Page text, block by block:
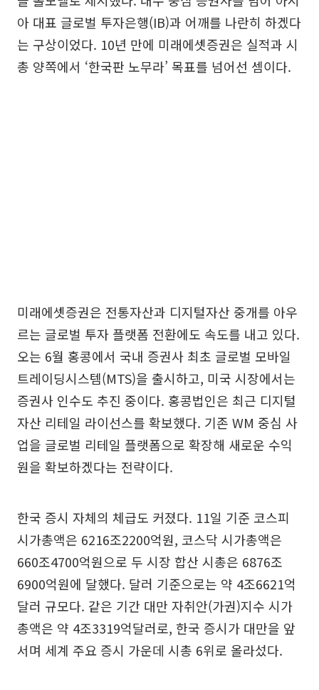
아 대표 글로벌 투자은행(IB)과 어깨를 나란히 하겠다
는 구상이었다. 10년 만에 미래에셋증권은 실적과 시
총 양쪽에서 ‘한국판 노무라’ 목표를 넘어선 셈이다.
미래에셋증권은 전통자산과 디지털자산 중개를 아우
르는 글로벌 투자 플랫폼 전환에도 속도를 내고 있다.
오는 6월 홍콩에서 국내 증권사 최초 글로벌 모바일
트레이딩시스템(MTS)을 출시하고, 미국 시장에서는
증권사 인수도 추진 중이다. 홍콩법인은 최근 디지털
자산 리테일 라이선스를 확보했다. 기존 WM 중심 사
업을 글로벌 리테일 플랫폼으로 확장해 새로운 수익
원을 확보하겠다는 전략이다.
한국 증시 자체의 체급도 커졌다. 11일 기준 코스피
시가총액은 6216조2200억원, 코스닥 시가총액은
660조4700억원으로 두 시장 합산 시총은 6876조
6900억원에 달했다. 달러 기준으로는 약 4조6621억
달러 규모다. 같은 기간 대만 자취안(가권)지수 시가
총액은 약 4조3319억달러로, 한국 증시가 대만을 앞
서며 세계 주요 증시 가운데 시총 6위로 올라섰다.